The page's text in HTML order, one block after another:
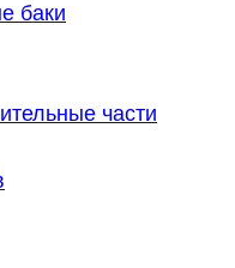
баки
части